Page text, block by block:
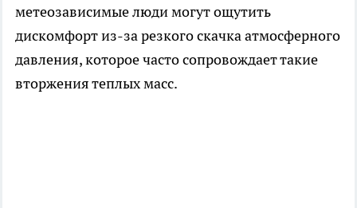
метеозависимые люди могут ощутить
дискомфорт из-за резкого скачка атмосферного
давления, которое часто сопровождает такие
вторжения теплых масс.